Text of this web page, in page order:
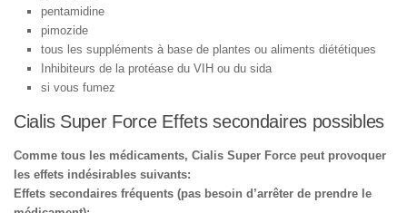
pentamidine
pimozide
tous les suppléments à base de plantes ou aliments diététiques
Inhibiteurs de la protéase du VIH ou du sida
si vous fumez
Cialis Super Force Effets secondaires possibles
Comme tous les médicaments, Cialis Super Force peut provoquer
les effets indésirables suivants:
Effets secondaires fréquents (pas besoin d’arrêter de prendre le